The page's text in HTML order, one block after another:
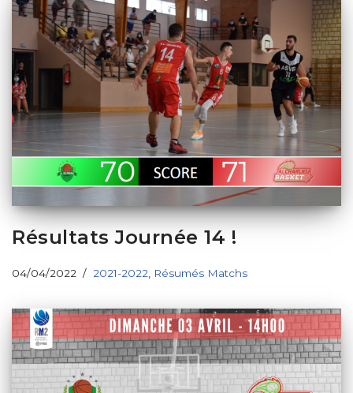
Résultats Journée 14 !
04/04/2022 2021-2022 Résumés Matchs